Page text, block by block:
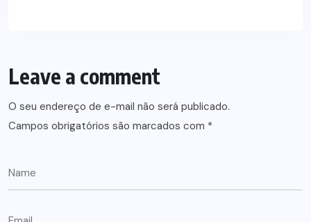
Leave a comment
O seu endereço de e-mail não será publicado.
Campos obrigatórios são marcados com *